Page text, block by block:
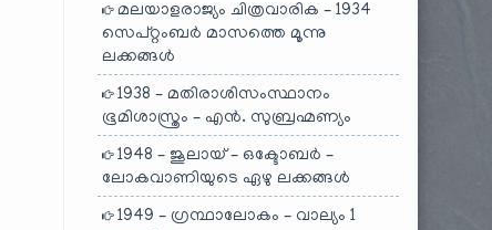
മലയാളരാജ്യം ചിത്രവാരിക – 1934
സെപ്റ്റംബർ മാസത്തെ മൂന്നു
ലക്കങ്ങൾ
1938 – മതിരാശിസംസ്ഥാനം
ഭൂമിശാസ്ത്രം – എൻ. സുബ്രഹ്മണ്യം
1948 – ജൂലായ് – ഒക്ടോബർ –
ലോകവാണിയുടെ ഏഴു ലക്കങ്ങൾ
1949 – ഗ്രന്ഥാലോകം – വാല്യം 1